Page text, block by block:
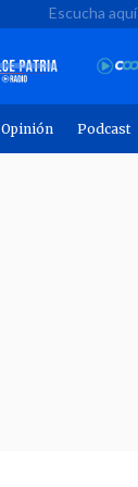
Escucha
Opinión Podcast